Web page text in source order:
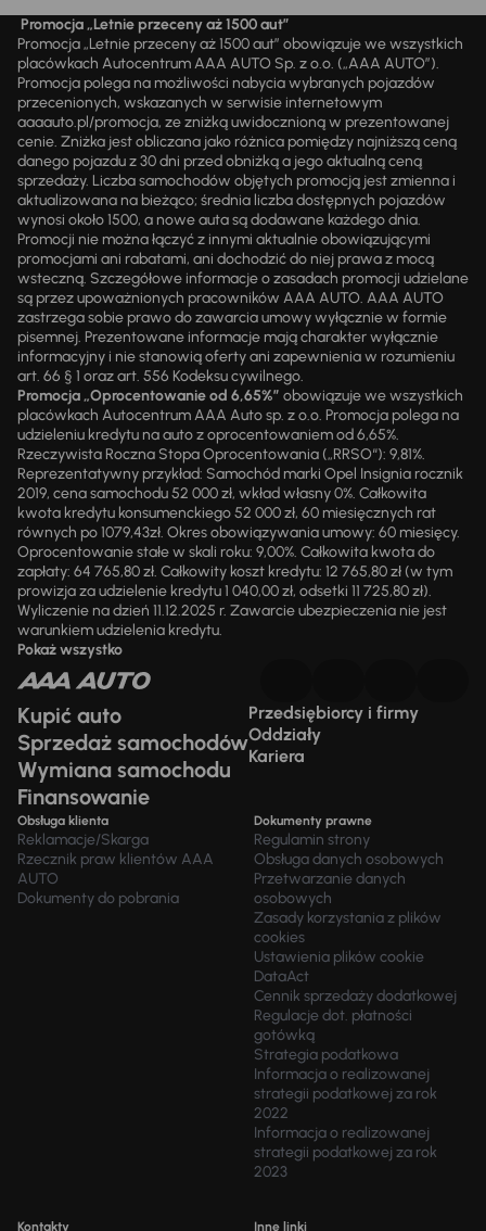
Promocja „Letnie przeceny aż 1500 aut”
Promocja „Letnie przeceny aż 1500 aut” obowiązuje we wszystkich
placówkach Autocentrum AAA AUTO Sp. z o.o. („AAA AUTO”).
Promocja polega na możliwości nabycia wybranych pojazdów
przecenionych, wskazanych w serwisie internetowym
aaaauto.pl/promocja, ze zniżką uwidocznioną w prezentowanej
cenie. Zniżka jest obliczana jako różnica pomiędzy najniższą ceną
danego pojazdu z 30 dni przed obniżką a jego aktualną ceną
sprzedaży. Liczba samochodów objętych promocją jest zmienna i
aktualizowana na bieżąco; średnia liczba dostępnych pojazdów
wynosi około 1500, a nowe auta są dodawane każdego dnia.
Promocji nie można łączyć z innymi aktualnie obowiązującymi
promocjami ani rabatami, ani dochodzić do niej prawa z mocą
wsteczną. Szczegółowe informacje o zasadach promocji udzielane
są przez upoważnionych pracowników AAA AUTO. AAA AUTO
zastrzega sobie prawo do zawarcia umowy wyłącznie w formie
pisemnej. Prezentowane informacje mają charakter wyłącznie
informacyjny i nie stanowią oferty ani zapewnienia w rozumieniu
art. 66 § 1 oraz art. 556 Kodeksu cywilnego.
Promocja „Oprocentowanie od 6,65%” obowiązuje we wszystkich
placówkach Autocentrum AAA Auto sp. z o.o. Promocja polega na
udzieleniu kredytu na auto z oprocentowaniem od 6,65%.
Rzeczywista Roczna Stopa Oprocentowania („RRSO“): 9,81%.
Reprezentatywny przykład: Samochód marki Opel Insignia rocznik
2019, cena samochodu 52 000 zł, wkład własny 0%. Całkowita
kwota kredytu konsumenckiego 52 000 zł, 60 miesięcznych rat
równych po 1079,43zł. Okres obowiązywania umowy: 60 miesięcy.
Oprocentowanie stałe w skali roku: 9,00%. Całkowita kwota do
zapłaty: 64 765,80 zł. Całkowity koszt kredytu: 12 765,80 zł (w tym
prowizja za udzielenie kredytu 1 040,00 zł, odsetki 11 725,80 zł).
Wyliczenie na dzień 11.12.2025 r. Zawarcie ubezpieczenia nie jest
warunkiem udzielenia kredytu.
Pokaż wszystko
Kupić auto
Sprzedaż samochodów
Wymiana samochodu
Finansowanie
Przedsiębiorcy i firmy
Oddziały
Kariera
Obsługa klienta
Reklamacje/Skarga
Rzecznik praw klientów AAA
AUTO
Dokumenty do pobrania
Dokumenty prawne
Regulamin strony
Obsługa danych osobowych
Przetwarzanie danych
osobowych
Zasady korzystania z plików
cookies
Ustawienia plików cookie
DataAct
Cennik sprzedaży dodatkowej
Regulacje dot. płatności
gotówką
Strategia podatkowa
Informacja o realizowanej
strategii podatkowej za rok
2022
Informacja o realizowanej
strategii podatkowej za rok
2023
Kontakty Inne linki